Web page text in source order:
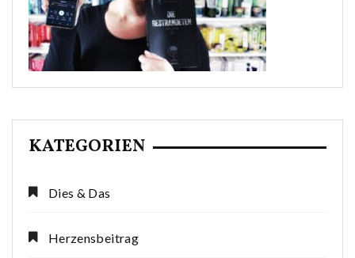
KATEGORIEN
Dies & Das
Herzensbeitrag